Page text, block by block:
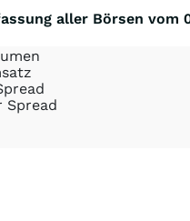
aller Börsen vom
Spread